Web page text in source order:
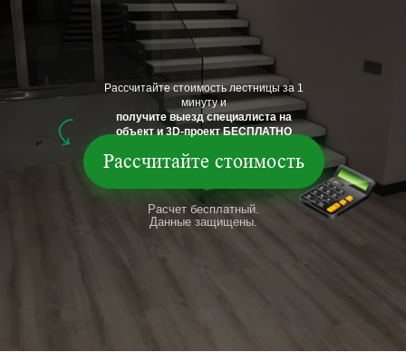
Рассчитайте стоимость
Расчет бесплатный.
Данные защищены.
Рассчитайте стоимость лестницы за 1
минуту и
получите выезд специалиста на
объект и 3D-проект БЕСПЛАТНО